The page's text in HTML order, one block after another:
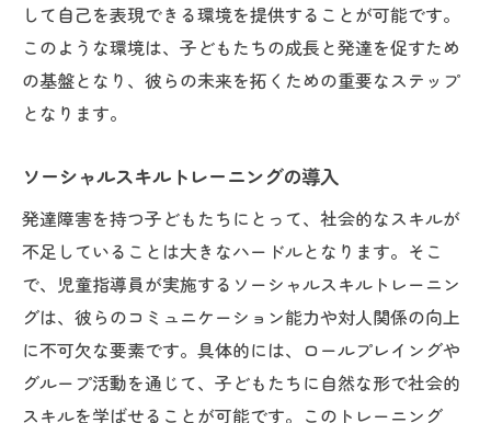
して自己を表現できる環境を提供することが可能です。
このような環境は、子どもたちの成長と発達を促すため
の基盤となり、彼らの未来を拓くための重要なステップ
となります。
ソーシャルスキルトレーニングの導入
発達障害を持つ子どもたちにとって、社会的なスキルが
不足していることは大きなハードルとなります。そこ
で、児童指導員が実施するソーシャルスキルトレーニン
グは、彼らのコミュニケーション能力や対人関係の向上
に不可欠な要素です。具体的には、ロールプレイングや
グループ活動を通じて、子どもたちに自然な形で社会的
スキルを学ばせることが可能です。このトレーニング